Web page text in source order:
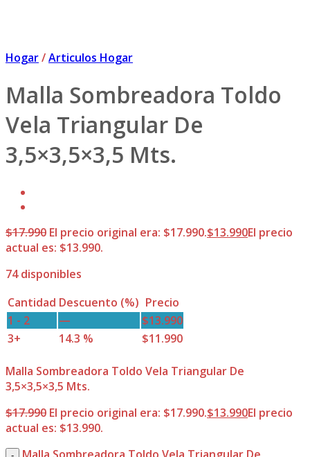
Hogar/Articulos Hogar
Malla Sombreadora Toldo
Vela Triangular De
3,5×3,5×3,5 Mts.
$17.990 El precio original era: $17.990.$13.990El precio
actual es: $13.990.
74 disponibles
Cantidad Descuento (%) Precio
1 - 2
— $13.990
3+
14.3 % $11.990
Malla Sombreadora Toldo Vela Triangular De
3,5×3,5×3,5 Mts.
$17.990 El precio original era: $17.990.$13.990El precio
actual es: $13.990.